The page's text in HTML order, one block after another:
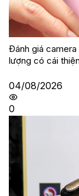
Đánh giá
lượng có cái
04/08/2026
0